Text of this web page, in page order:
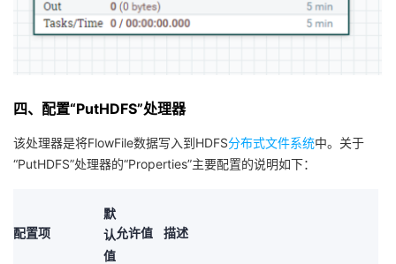
四、配置“PutHDFS”处理器
该处理器是将FlowFile数据写入到HDFS分布式文件系统中。关于
“PutHDFS”处理器的“Properties”主要配置的说明如下：
配置项
默
认
值
允许值 描述